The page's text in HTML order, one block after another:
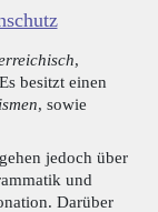
,
besitzt einen
, sowie
jedoch über
und
Darüber